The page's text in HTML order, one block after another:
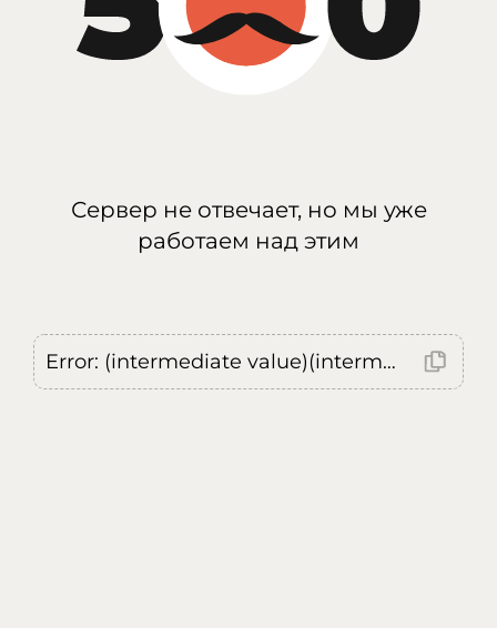
Сервер не отвечает, но мы уже
работаем над этим
Error: (intermediate value)(intermediate value)(intermediate value).replaceAll is not a function